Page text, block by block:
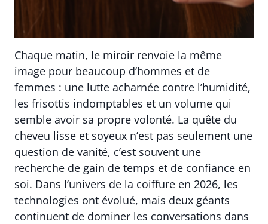
Chaque matin, le miroir renvoie la même
image pour beaucoup d’hommes et de
femmes : une lutte acharnée contre l’humidité,
les frisottis indomptables et un volume qui
semble avoir sa propre volonté. La quête du
cheveu lisse et soyeux n’est pas seulement une
question de vanité, c’est souvent une
recherche de gain de temps et de confiance en
soi. Dans l’univers de la coiffure en 2026, les
technologies ont évolué, mais deux géants
continuent de dominer les conversations dans